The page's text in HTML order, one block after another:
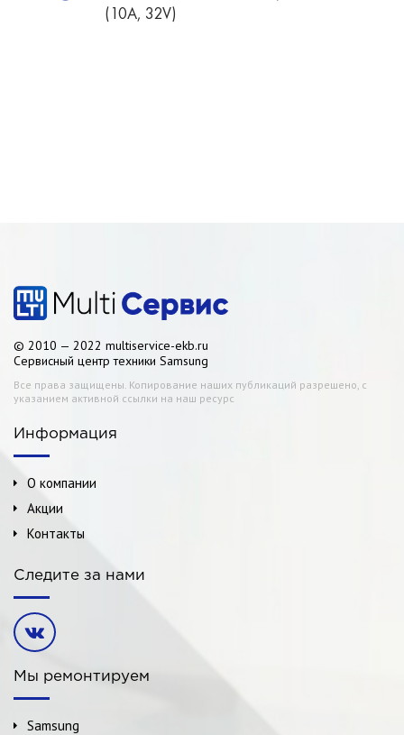
(10А, 32V)
© 2010 — 2022 multiservice-ekb.ru
Сервисный центр техники Samsung
Все права защищены. Копирование наших публикаций разрешено, с
указанием активной ссылки на наш ресурс
Информация
О компании
Акции
Контакты
Следите за нами
Мы ремонтируем
Samsung